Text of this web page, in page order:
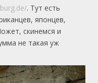
. Тут есть
японцев,
скинемся и
не такая уж